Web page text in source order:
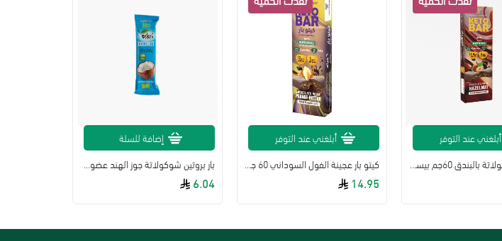
أبلغني عند التوفر
14.95
أبلغني عند التوفر
6.04
إضافة للسلة